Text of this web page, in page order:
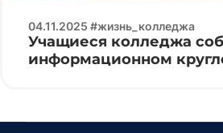
04.11.2025 #жизнь_колледжа
Учащиеся колледжа
информационном